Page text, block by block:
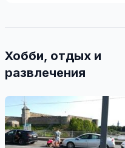
Хобби, отдых и
развлечения